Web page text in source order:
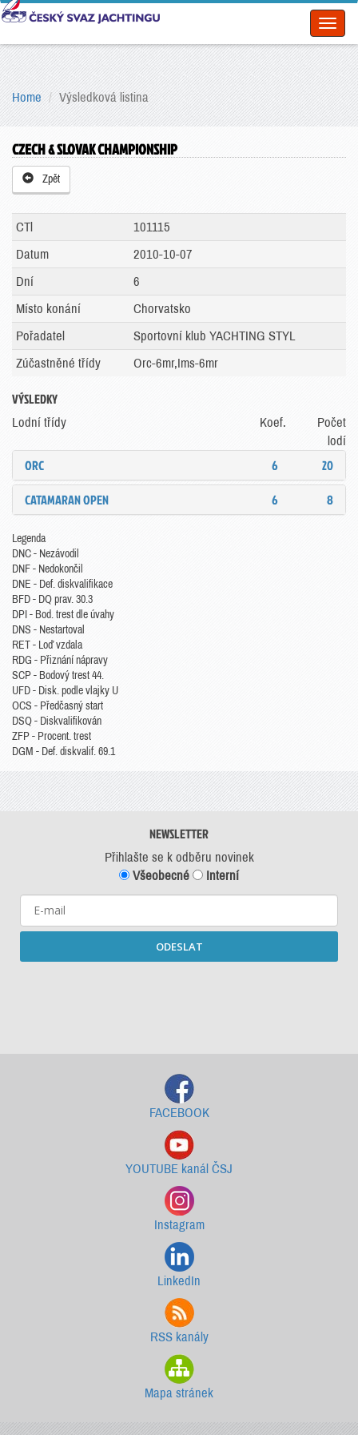
Home Výsledková listina
CZECH & SLOVAK CHAMPIONSHIP
Zpět
CTl
101115
Datum
2010-10-07
Dní
6
Místo konání
Chorvatsko
Pořadatel
Sportovní klub YACHTING STYL
Zúčastněné třídy
Orc-6mr,Ims-6mr
VÝSLEDKY
Lodní třídy Koef.
Počet
lodí
ORC 6
20
CATAMARAN OPEN
6 8
Legenda
DNC - Nezávodil
DNF - Nedokončil
DNE - Def. diskvalifikace
BFD - DQ prav. 30.3
DPI - Bod. trest dle úvahy
DNS - Nestartoval
RET - Loď vzdala
RDG - Přiznání nápravy
SCP - Bodový trest 44.
UFD - Disk. podle vlajky U
OCS - Předčasný start
DSQ - Diskvalifikován
ZFP - Procent. trest
DGM - Def. diskvalif. 69.1
NEWSLETTER
Přihlašte se k odběru novinek
Všeobecné
Interní
ODESLAT
FACEBOOK
YOUTUBE kanál ČSJ
Instagram
LinkedIn
RSS kanály
Mapa stránek